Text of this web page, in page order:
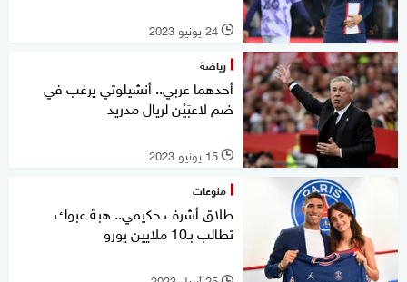
l 24 يونيو 2023
رياضة
أحدهما عربي.. أنشيلوتي يرغب في
ضم لاعبَيْن لريال مدريد
l 15 يونيو 2023
منوعات
طلاق أشرف حكيمي.. هبة عبوك
تطالب بـ10 ملايين يورو